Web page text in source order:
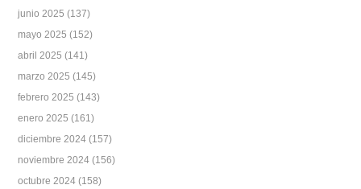
junio 2025 (137)
mayo 2025 (152)
abril 2025 (141)
marzo 2025 (145)
febrero 2025 (143)
enero 2025 (161)
diciembre 2024 (157)
noviembre 2024 (156)
octubre 2024 (158)